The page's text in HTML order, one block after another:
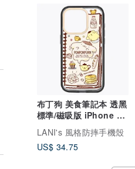
布丁狗 美食筆記本 透黑
標準/磁吸版 iPhone 16
15 14 13 Pro Max
LANI's 風格防摔手機殼
US$ 34.75